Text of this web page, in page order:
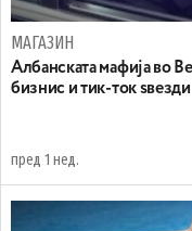
МАГАЗИН
Aлбанската мафија во
бизнис и тик-ток ѕвезди
пред 1 нед.